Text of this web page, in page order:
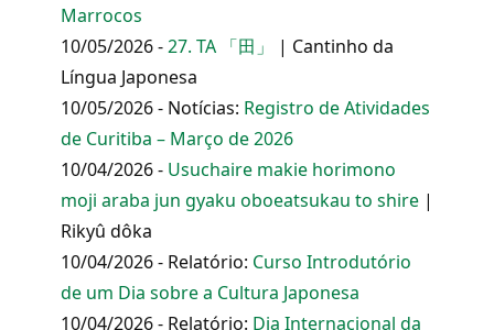
Marrocos
10/05/2026 -27. TA 「田」
| Cantinho da
Língua Japonesa
10/05/2026 - Notícias: Registro de Atividades
de Curitiba – Março de 2026
10/04/2026 - Usuchaire makie horimono
moji araba jun gyaku oboeatsukau to shire |
Rikyû dôka
10/04/2026 - Relatório: Curso Introdutório
de um Dia sobre a Cultura Japonesa
10/04/2026 - Relatório: Dia Internacional da